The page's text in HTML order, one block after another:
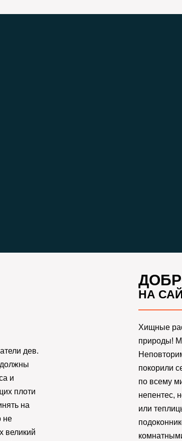
дев.
и
плоти
на
не
великий
НА
Хищные
природы!
покорили
по всему
непентес,
или